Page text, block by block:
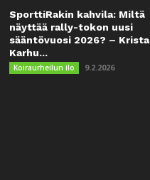
SporttiRakin kahvila: Miltä
näyttää rally-tokon uusi
sääntövuosi 2026? – Krista
Karhu...
Koiraurheilun ilo 9.2.2026